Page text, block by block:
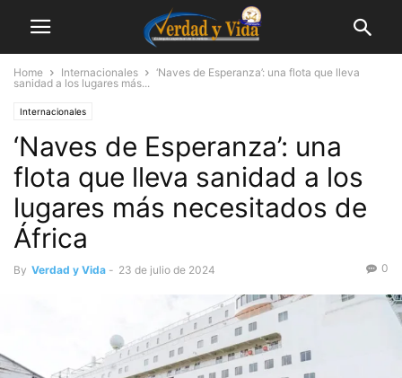
Home Internacionales
‘Naves de Esperanza’: una flota que lleva
sanidad a los lugares más...
Internacionales
‘Naves de Esperanza’: una
flota que lleva sanidad a los
lugares más necesitados de
África
By Verdad y Vida - 23 de julio de 2024 0